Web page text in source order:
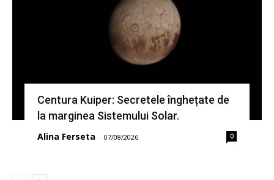
Centura Kuiper: Secretele înghețate de
la marginea Sistemului Solar.
Alina Ferseta - 07/08/2026 0